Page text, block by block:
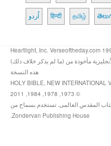
اُردو हिन्दी தமிழ்
مأخوذة من (ما لم يذكر خلاف ذلك)
هذه النسخة
HOLY BIBLE, NEW INTERNATIONAL
© 1973, 1978, 1984, 2011
المقدس العالمى. تستخدم بسماح من
Zondervan Publishing House.